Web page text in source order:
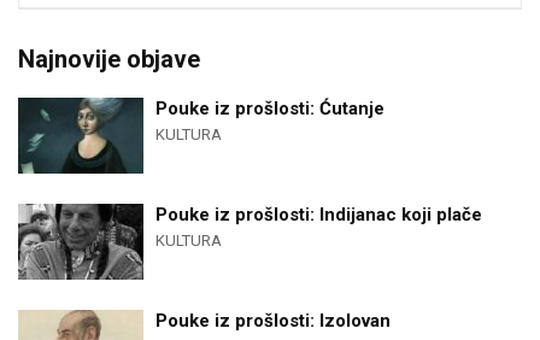
Najnovije objave
Pouke iz prošlosti: Ćutanje
KULTURA
Pouke iz prošlosti: Indijanac koji plače
KULTURA
Pouke iz prošlosti: Izolovan